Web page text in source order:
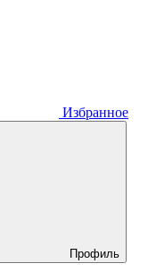
Избранное
Профиль